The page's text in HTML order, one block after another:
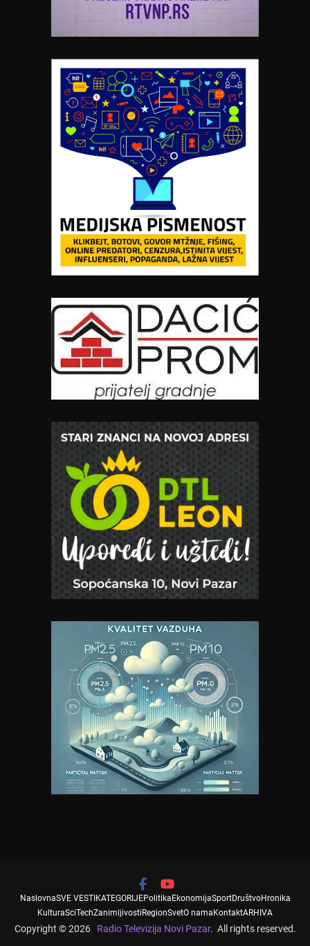
NaslovnaSVE VESTI KATEGORIJEPolitika EkonomijaSportDruštvoHronika
KulturaSciTechZanimljivosti RegionSvetO nama KontaktARHIVA
Copyright © 2026 Radio Televizija Novi Pazar. All rights reserved.